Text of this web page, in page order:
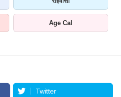
Age Cal
Twitter